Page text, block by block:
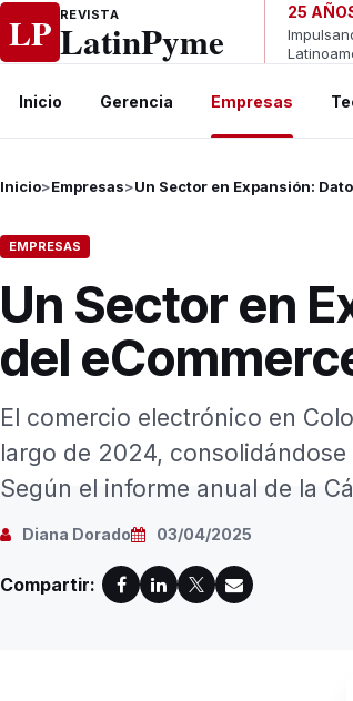
Ir al contenido
LP REVISTA
LatinPyme
25
Inicio Gerencia Empresas
Inicio>Empresas>Un Sector en Expansión:
EMPRESAS
Un Sector en
del
El comercio electrónico en
largo de 2024,
Según el informe anual de la
Diana Dorado 03/04/2025
Compartir: